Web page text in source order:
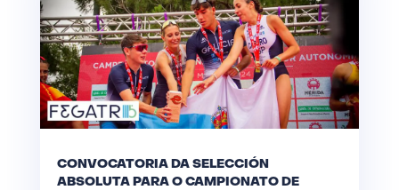
CONVOCATORIA DA SELECCIÓN
ABSOLUTA PARA O CAMPIONATO DE